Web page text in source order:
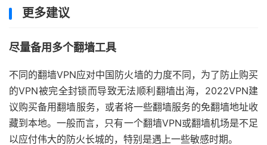
更多建议
尽量备用多个翻墙工具
不同的翻墙VPN应对中国防火墙的力度不同，为了防止购买
的VPN被完全封锁而导致无法顺利翻墙出海，2022VPN建
议购买备用翻墙服务，或者将一些翻墙服务的免翻墙地址收
藏到本地。一般而言，只有一个翻墙VPN或翻墙机场是不足
以应付伟大的防火长城的，特别是遇上一些敏感时期。